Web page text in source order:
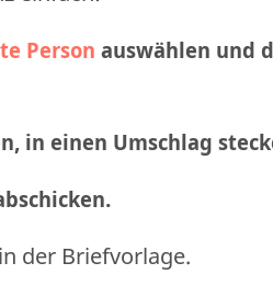
Person auswählen und
in einen Umschlag
.
der Briefvorlage.